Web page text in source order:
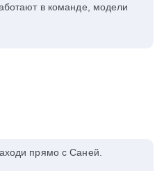
в команде, модели
прямо с Саней.